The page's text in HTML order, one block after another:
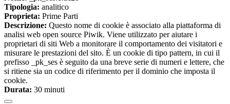
Tipologia: analitico
Proprieta: Prime Parti
Descrizione: Questo nome di cookie è associato alla piattaforma di
analisi web open source Piwik. Viene utilizzato per aiutare i
proprietari di siti Web a monitorare il comportamento dei visitatori e
misurare le prestazioni del sito. È un cookie di tipo pattern, in cui il
prefisso _pk_ses è seguito da una breve serie di numeri e lettere, che
si ritiene sia un codice di riferimento per il dominio che imposta il
cookie.
Durata: 30 minuti